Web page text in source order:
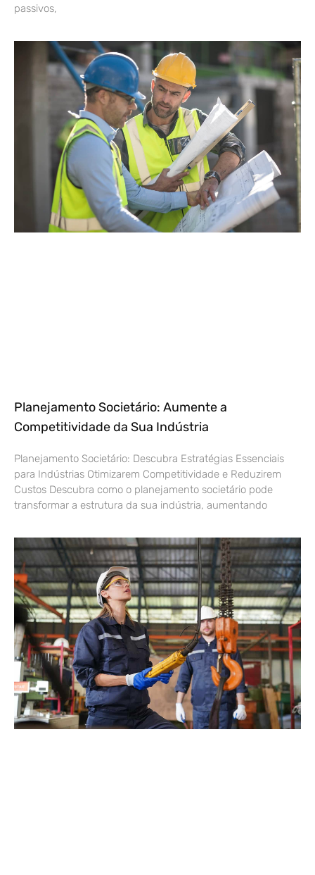
passivos,
Planejamento Societário: Aumente a
Competitividade da Sua Indústria
Planejamento Societário: Descubra Estratégias Essenciais
para Indústrias Otimizarem Competitividade e Reduzirem
Custos Descubra como o planejamento societário pode
transformar a estrutura da sua indústria, aumentando